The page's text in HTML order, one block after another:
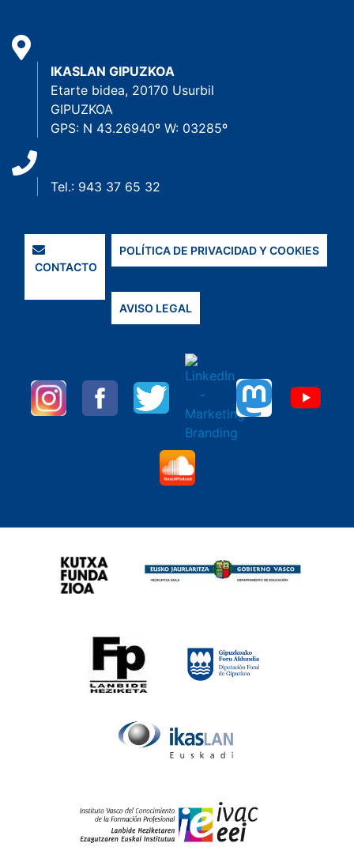
IKASLAN GIPUZKOA
Etarte bidea, 20170 Usurbil
GIPUZKOA
GPS: N 43.26940º W: 03285º
Tel.: 943 37 65 32
CONTACTO
POLÍTICA DE PRIVACIDAD Y COOKIES
AVISO LEGAL